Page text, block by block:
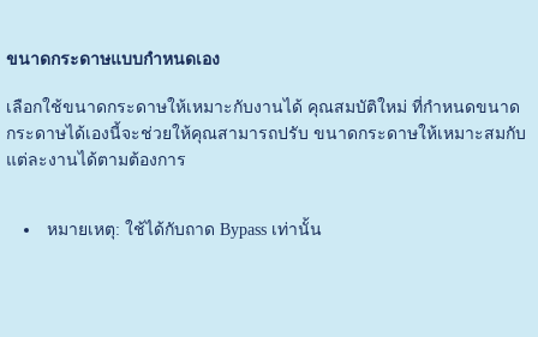
ขนาดกระดาษแบบกำหนดเอง
เลือกใช้ขนาดกระดาษให้เหมาะกับงานได้ คุณสมบัติใหม่ ที่กำหนดขนาด
กระดาษได้เองนี้จะช่วยให้คุณสามารถปรับ ขนาดกระดาษให้เหมาะสมกับ
แต่ละงานได้ตามต้องการ
หมายเหตุ: ใช้ได้กับถาด Bypass เท่านั้น